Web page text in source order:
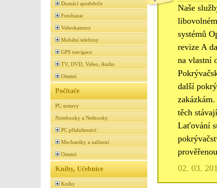
Domácí spotřebiče
Fotobazar
Videokamery
Mobilní telefony
GPS navigace
TV, DVD, Video, Audio
Ostatní
Počítače
PC sestavy
Notebooky a Netbooky
PC příslušenství
Mechaniky a zařízení
Ostatní
Knihy, Učebnice
Knihy
Naše
systémů
revize A
na vlastní
další
těch
Laťování
02. 03.